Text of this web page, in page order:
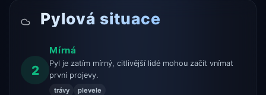
Pylová situace
2
Mírná
Pyl je zatím mírný, citlivější lidé mohou začít vnímat
první projevy.
trávy plevele